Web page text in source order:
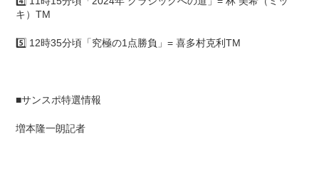
キ）TM
5️⃣ 12時35分頃「究極の1点勝負」= 喜多村克利TM
■サンスポ特選情報
増本隆一朗記者